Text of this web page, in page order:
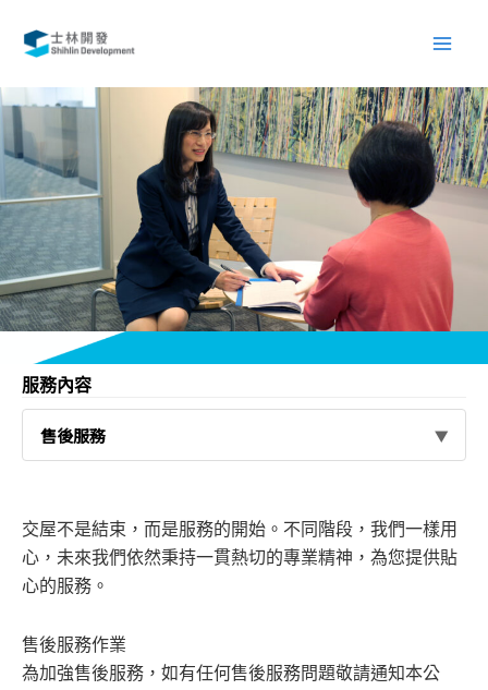
要
容
服務內容
售後服務 ▼
交屋不是結束，而是服務的開始。不同階段，我們一樣用
心，未來我們依然秉持一貫熱切的專業精神，為您提供貼
心的服務。
售後服務作業
為加強售後服務，如有任何售後服務問題敬請通知本公